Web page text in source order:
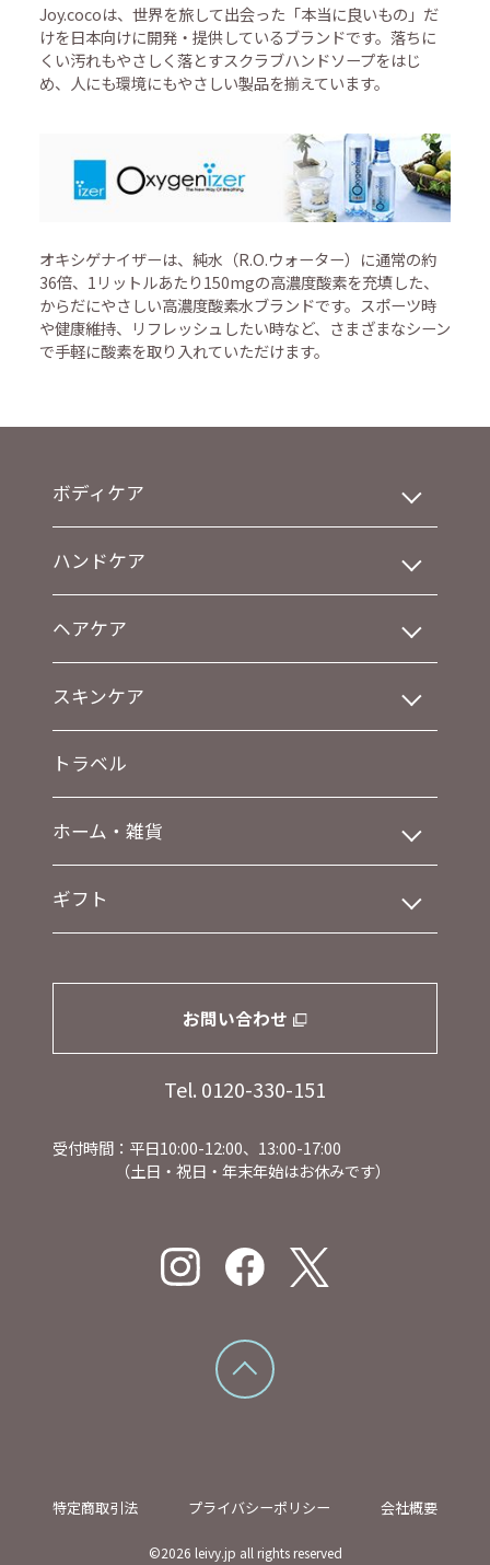
Joy.cocoは、世界を旅して出会った「本当に良いもの」だ
けを日本向けに開発・提供しているブランドです。落ちに
くい汚れもやさしく落とすスクラブハンドソープをはじ
め、人にも環境にもやさしい製品を揃えています。
オキシゲナイザーは、純水（R.O.ウォーター）に通常の約
36倍、1リットルあたり150mgの高濃度酸素を充填した、
からだにやさしい高濃度酸素水ブランドです。スポーツ時
や健康維持、リフレッシュしたい時など、さまざまなシーン
で手軽に酸素を取り入れていただけます。
ボディケア
ハンドケア
ヘアケア
スキンケア
トラベル
ホーム・雑貨
ギフト
お問い合わせ
Tel. 0120-330-151
受付時間：平日10:00-12:00、13:00-17:00
（土日・祝日・年末年始はお休みです）
特定商取引法 プライバシーポリシー 会社概要
©2026 leivy.jp all rights reserved